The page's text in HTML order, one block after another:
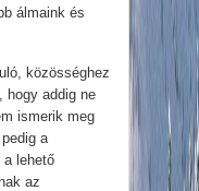
álmaink és
közösséghez
hogy addig ne
ismerik meg
a
a lehető
az